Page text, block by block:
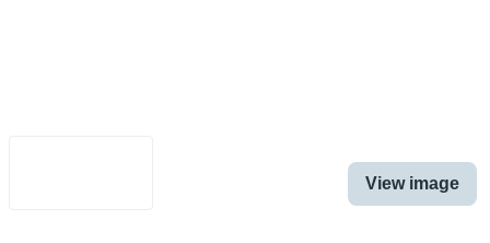
View image